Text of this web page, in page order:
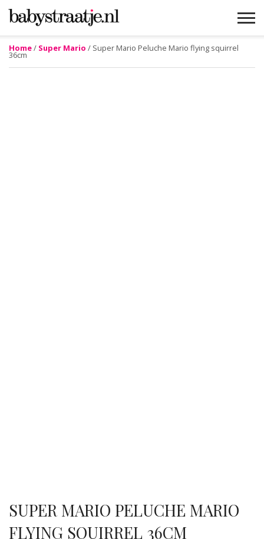
Home/ Super Mario / Super Mario Peluche Mario flying squirrel
36cm
SUPER MARIO PELUCHE MARIO
FLYING SQUIRREL 36CM